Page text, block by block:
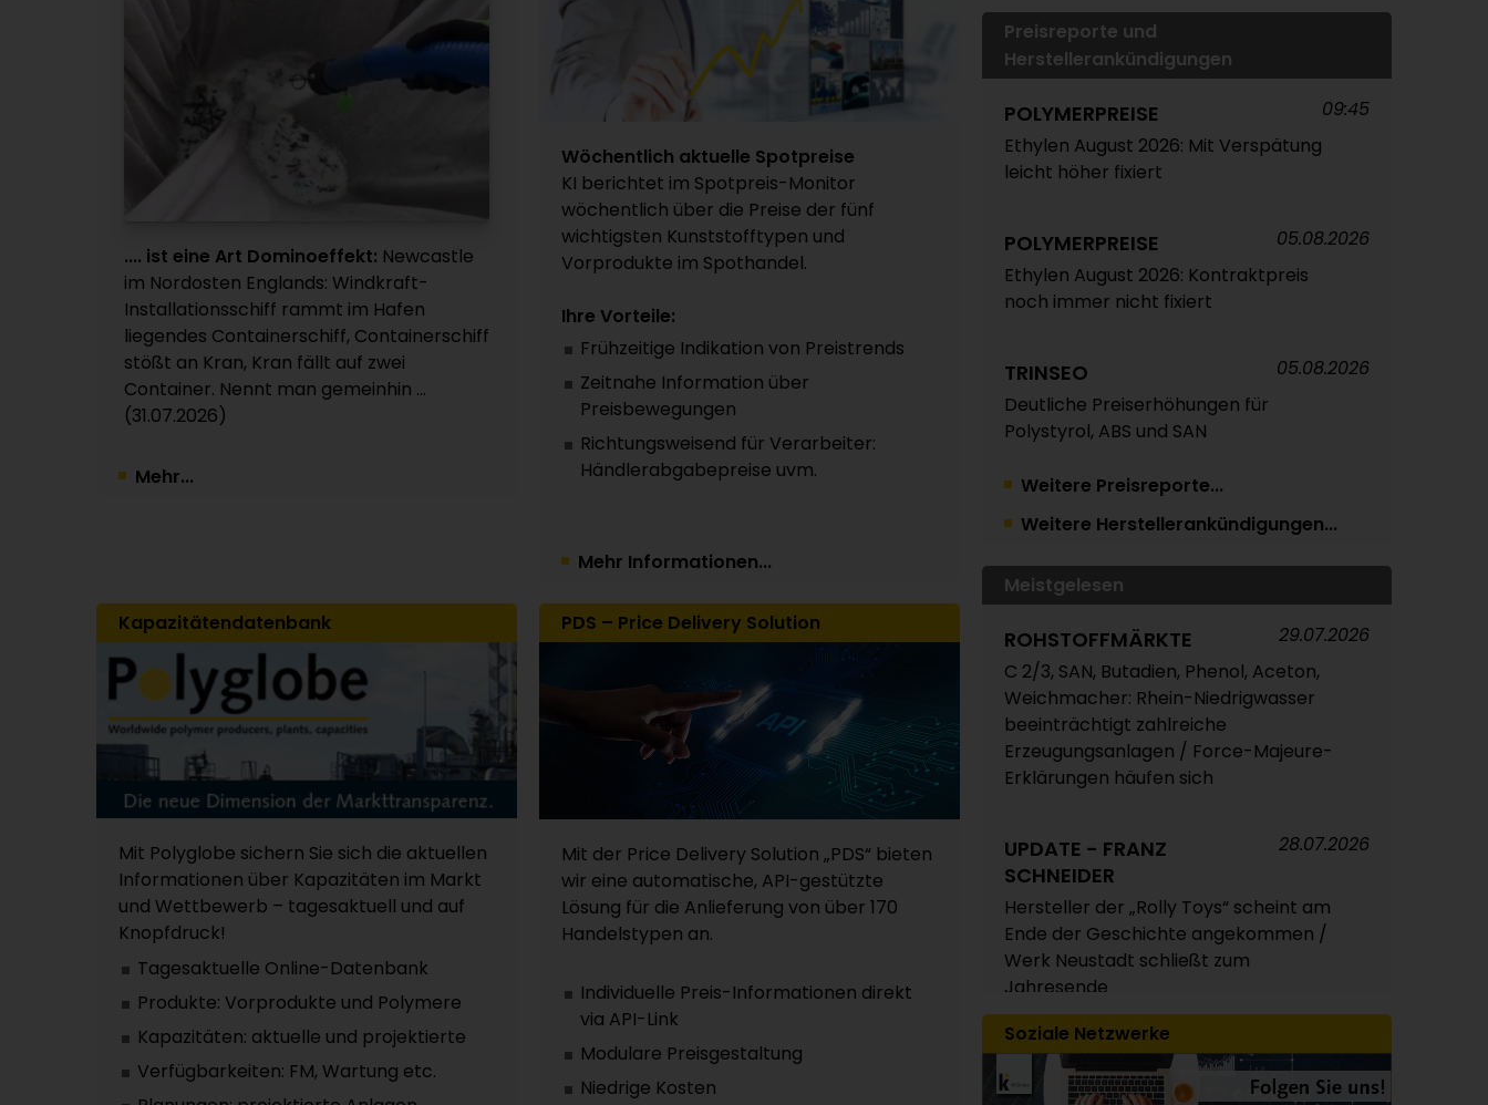
.... ist eine Art Dominoeffekt: Newcastle
im Nordosten Englands: Windkraft-
Installationsschiff rammt im Hafen
liegendes Containerschiff, Containerschiff
stößt an Kran, Kran fällt auf zwei
Container. Nennt man gemeinhin ...
(31.07.2026)
Mehr...
Wöchentlich aktuelle Spotpreise
KI berichtet im Spotpreis-Monitor
wöchentlich über die Preise der fünf
wichtigsten Kunststofftypen und
Vorprodukte im Spothandel.
Ihre Vorteile:
Frühzeitige Indikation von Preistrends
Zeitnahe Information über
Preisbewegungen
Richtungsweisend für Verarbeiter:
Händlerabgabepreise uvm.
Mehr Informationen...
Kapazitätendatenbank
Mit Polyglobe sichern Sie sich die aktuellen
Informationen über Kapazitäten im Markt
und Wettbewerb – tagesaktuell und auf
Knopfdruck!
Tagesaktuelle Online-Datenbank
Produkte: Vorprodukte und Polymere
Kapazitäten: aktuelle und projektierte
Verfügbarkeiten: FM, Wartung etc.
PDS – Price Delivery Solution
Mit der Price Delivery Solution „PDS“ bieten
wir eine automatische, API-gestützte
Lösung für die Anlieferung von über 170
Handelstypen an.
Individuelle Preis-Informationen direkt
via API-Link
Modulare Preisgestaltung
Niedrige Kosten
Preisreporte und
Herstellerankündigungen
POLYMERPREISE
Ethylen August 2026: Mit Verspätung
leicht höher fixiert
09:45
POLYMERPREISE
Ethylen August 2026: Kontraktpreis
noch immer nicht fixiert
05.08.2026
TRINSEO
Deutliche Preiserhöhungen für
Polystyrol, ABS und SAN
05.08.2026
Vorprodukte Juli/August 2026
POLYMERPREISE
Styrolkunststoffe Juli 2026: Absturz der
SM-Referenz zieht die Preise nach
unten / Atempause wohl aber nur von
kurzer Dauer
04.08.2026
POLYMERPREISE
Überwiegend leichte Abschläge oder
Rollover / Extrem unterschiedliche
Preisveränderungen bei PC und PA 6 /
Panel erwartet für August insgesamt
weitgehend stabile Notierungen
POLYMERPREISE
Composites/GFK Juli 2026: Auf und Ab
der Styrol-Preise sorgt für mehr
04.08.2026
Weitere Preisreporte...
Weitere Herstellerankündigungen...
Meistgelesen
ROHSTOFFMÄRKTE
C 2/3, SAN, Butadien, Phenol, Aceton,
Weichmacher: Rhein-Niedrigwasser
beeinträchtigt zahlreiche
Erzeugungsanlagen / Force-Majeure-
Erklärungen häufen sich
29.07.2026
UPDATE - FRANZ
SCHNEIDER
Hersteller der „Rolly Toys“ scheint am
Ende der Geschichte angekommen /
Werk Neustadt schließt zum
Jahresende
28.07.2026
LOGISTIK
Der Rhein ist unsere ganz eigene
30.07.2026
Soziale Netzwerke